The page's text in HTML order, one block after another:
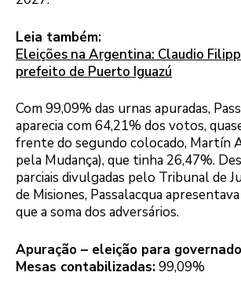
Leia também:
Eleições na Argentina: Claudio
prefeito de Puerto Iguazú
Com 99,09% das urnas apuradas,
aparecia com 64,21% dos votos,
frente do segundo colocado, Martín
pela Mudança), que tinha 26,47%.
parciais divulgadas pelo Tribunal de
de Misiones, Passalacqua
que a soma dos adversários.
Apuração – eleição para
Mesas contabilizadas:99,09%